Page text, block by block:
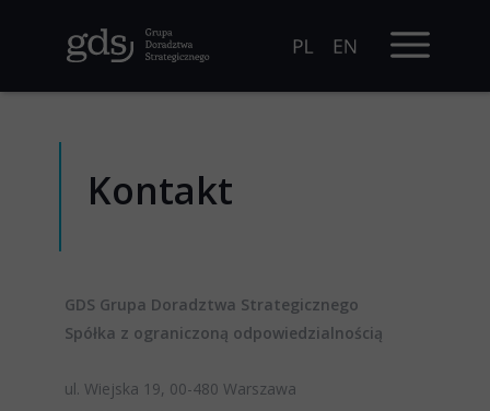
Kontakt
GDS Grupa Doradztwa Strategicznego
Spółka z ograniczoną odpowiedzialnością
ul. Wiejska 19, 00-480 Warszawa